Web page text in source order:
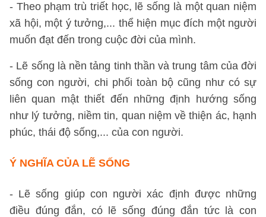
- Theo phạm trù triết học, lẽ sống là một quan niệm
xã hội, một ý tưởng,... thể hiện mục đích một người
muốn đạt đến trong cuộc đời của mình.
- Lẽ sống là nền tảng tinh thần và trung tâm của đời
sống con người, chi phối toàn bộ cũng như có sự
liên quan mật thiết đến những định hướng sống
như lý tưởng, niềm tin, quan niệm về thiện ác, hạnh
phúc, thái độ sống,... của con người.
Ý NGHĨA CỦA LẼ SỐNG
- Lẽ sống giúp con người xác định được những
điều đúng đắn, có lẽ sống đúng đắn tức là con